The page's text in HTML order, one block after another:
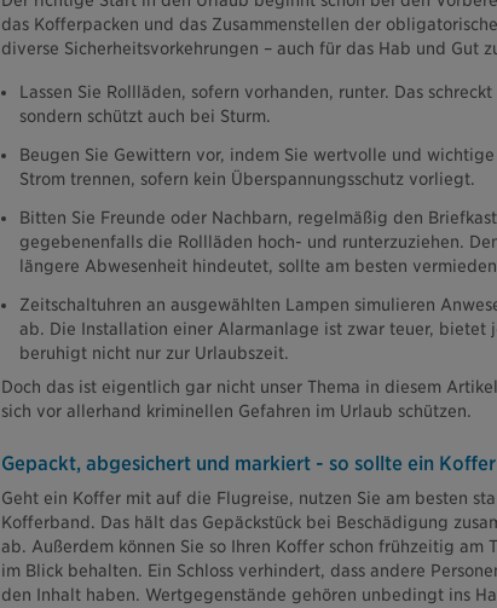
das Kofferpacken und das Zusammenstellen der
diverse Sicherheitsvorkehrungen – auch für das Hab und Gut
Lassen Sie Rollläden, sofern vorhanden, runter. Das
sondern schützt auch bei Sturm.
Beugen Sie Gewittern vor, indem Sie wertvolle und
Strom trennen, sofern kein Überspannungsschutz vorliegt.
Bitten Sie Freunde oder Nachbarn, regelmäßig den
gegebenenfalls die Rollläden hoch- und runterzuziehen.
längere Abwesenheit hindeutet, sollte am besten
Zeitschaltuhren an ausgewählten Lampen simulieren
ab. Die Installation einer Alarmanlage ist zwar teuer, bietet
beruhigt nicht nur zur Urlaubszeit.
Doch das ist eigentlich gar nicht unser Thema in diesem
sich vor allerhand kriminellen Gefahren im Urlaub schützen.
Gepackt, abgesichert und markiert - so sollte ein Koffer
Geht ein Koffer mit auf die Flugreise, nutzen Sie am besten
Kofferband. Das hält das Gepäckstück bei Beschädigung
ab. Außerdem können Sie so Ihren Koffer schon frühzeitig am
im Blick behalten. Ein Schloss verhindert, dass andere
den Inhalt haben. Wertgegenstände gehören unbedingt ins